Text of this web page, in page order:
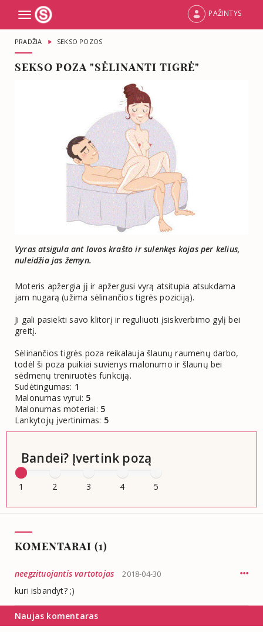
Toggle
navigation
PAŽINTYS
PRADŽIA SEKSO POZOS
SEKSO POZA "SĖLINANTI TIGRĖ"
Vyras atsigula ant lovos krašto ir sulenkęs kojas per kelius,
nuleidžia jas žemyn.
Moteris apžergia jį ir apžergusi vyrą atsitupia atsukdama
jam nugarą (užima sėlinančios tigrės poziciją).
Ji gali pasiekti savo klitorį ir reguliuoti įsiskverbimo gylį bei
greitį.
Sėlinančios tigrės poza reikalauja šlaunų raumenų darbo,
todėl ši poza puikiai suvienys malonumo ir šlaunų bei
sėdmenų treniruotės funkciją.
Sudėtingumas: 1
Malonumas vyrui: 5
Malonumas moteriai: 5
Lankytojų įvertinimas: 5
Bandei? Įvertink pozą
1 2 3 4 5
KOMENTARAI (1)
neegzituojantis vartotojas 2018-04-30
kuri isbandyt? ;)
Naujas komentaras